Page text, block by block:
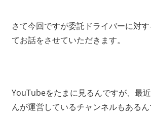
さて今回ですが委託ドライバーに対
てお話をさせていただきます。
YouTubeをたまに見るんですが、最
んが運営しているチャンネルもあるん